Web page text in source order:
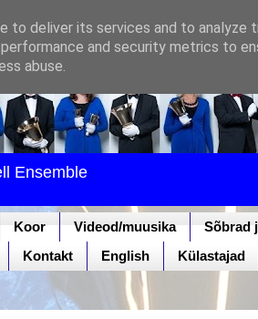
Ensemble
Koor Videod/muusika Sõbrad
Kontakt English Külastajad
to deliver its services and to analyze
and security metrics to
abuse.